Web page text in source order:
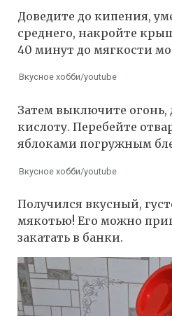
Доведите до кипения,
среднего, накройте
40 минут до мягкости
Вкусное хобби/youtube
Затем выключите
кислоту. Перебейте
яблоками погружным
Вкусное хобби/youtube
Получился вкусный,
мякотью! Его можно
закатать в банки.